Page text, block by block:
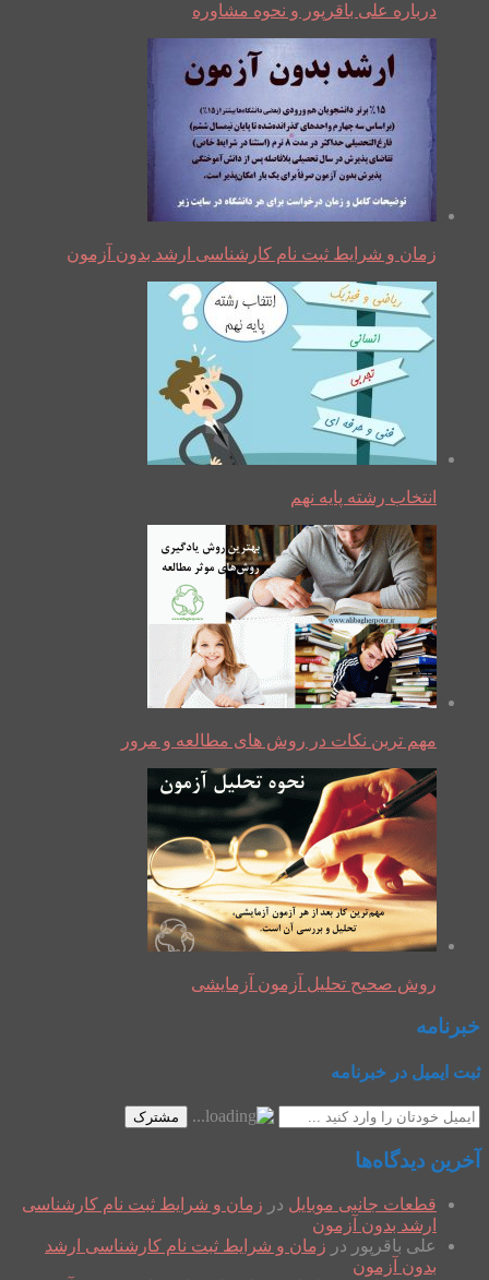
درباره علی باقرپور و نحوه مشاوره
زمان و شرایط ثبت نام کارشناسی ارشد بدون آزمون
انتخاب رشته پایه نهم
مهم ترین نکات در روش های مطالعه و مرور
روش صحیح تحلیل آزمون آزمایشی
خبرنامه
ثبت ایمیل در خبرنامه
مشترک
آخرین دیدگاه‌ها
قطعات جانبی موبایل در زمان و شرایط ثبت نام کارشناسی
ارشد بدون آزمون
علی باقرپور در زمان و شرایط ثبت نام کارشناسی ارشد
بدون آزمون